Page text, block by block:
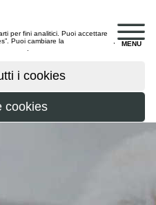
MENU
per fini analitici. Puoi accettare
Puoi cambiare la